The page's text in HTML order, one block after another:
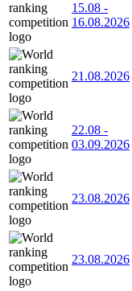
15.08 -
16.08.2026
21.08.2026
22.08 -
03.09.2026
23.08.2026
23.08.2026